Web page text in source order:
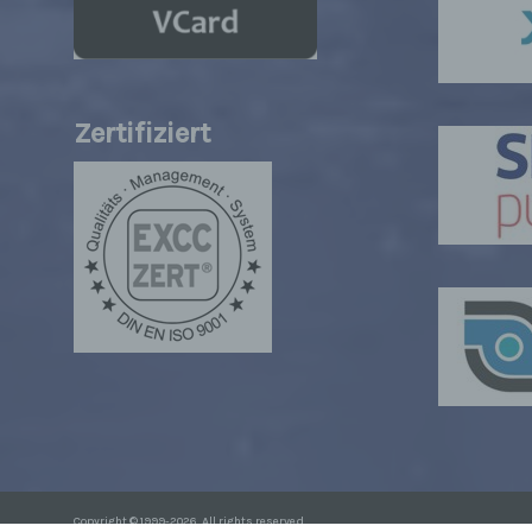
Zertifiziert
Copyright © 1999-2026. All rights reserved.
dies
Wir
a)